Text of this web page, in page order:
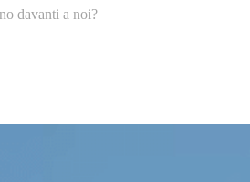
davanti a noi?